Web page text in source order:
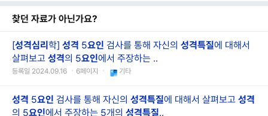
찾던 자료가 아닌가요?
[성격심리 학] 성격 5요인 검사를 통해 자신의 성격특질에 대해서
살펴보고 성격의 5요인에서 주장하는 ..
등록일 2024.09.16 ㆍ6페이지 ㆍ 기타
성격 5요인 검사를 통해 자신의 성격특질에 대해서 살펴보고 성격
의 5요인에서 주장하는 5개의 성격특질..